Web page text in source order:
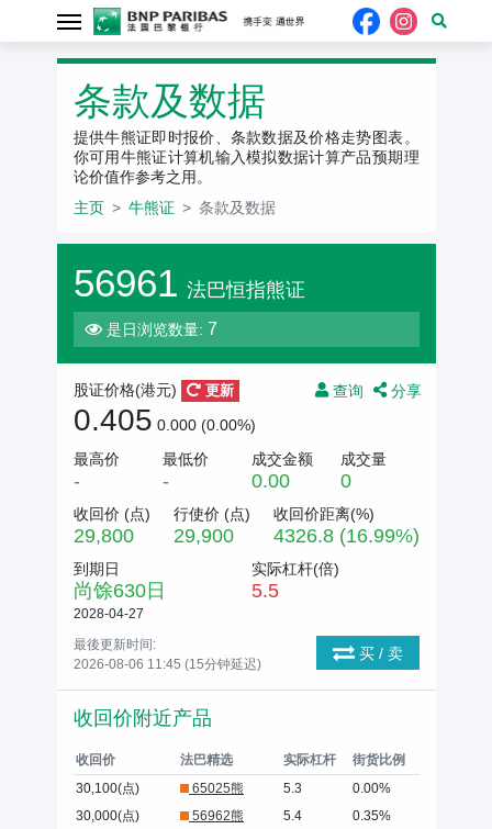
条款及数据
提供牛熊证即时报价、条款数据及价格走势图表。
你可用牛熊证计算机输入模拟数据计算产品预期理
论价值作参考之用。
主页
牛熊证 条款及数据
56961 法巴恒指熊证
是日浏览数量: 7
查询 分享
股证价格(港元) 更新
0.405 0.000 (0.00%)
最高价
-
最低价
-
成交金额
0.00
成交量
0
收回价 (点)
29,800
行使价 (点)
29,900
收回价距离(%)
4326.8 (16.99%)
到期日
尚馀630日
2028-04-27
实际杠杆(倍)
5.5
最後更新时间:
2026-08-06 11:45 (15分钟延迟)
买 / 卖
收回价附近产品
收回价 法巴精选 实际杠杆
街货比例
30,100(点)
65025熊 5.3
0.00%
30,000(点)
56962熊 5.4
0.35%